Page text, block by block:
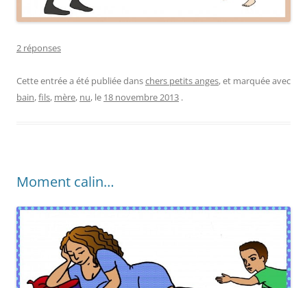
2 réponses
Cette entrée a été publiée danschers petits anges, et marquée avec
bain,fils, mère, nu, le 18 novembre 2013 .
Moment calin…